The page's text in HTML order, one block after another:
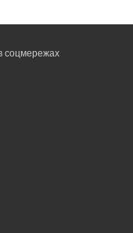
соцмережах